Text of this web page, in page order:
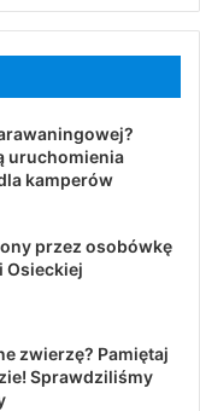
uruchomienia
kamperów
przez osobówkę
Osieckiej
zwierzę? Pamiętaj
Sprawdziliśmy